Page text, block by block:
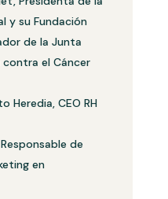
y su Fundación
de la Junta
el Cáncer
Heredia, CEO RH
de
en